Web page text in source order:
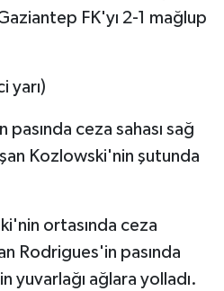
Gaziantep FK'yı 2-1 mağlup
yarı)
ceza sahası sağ
Kozlowski'nin şutunda
ortasında ceza
Rodrigues'in pasında
yuvarlağı ağlara yolladı.